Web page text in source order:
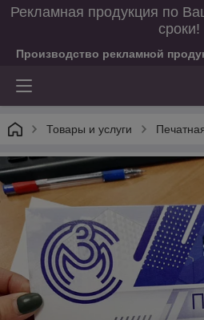
Рекламная продукция по
сроки!
Производство рекламной
Товары и услуги